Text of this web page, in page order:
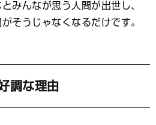
みんなが思う人間が出世し、
そうじゃなくなるだけです。
調な理由